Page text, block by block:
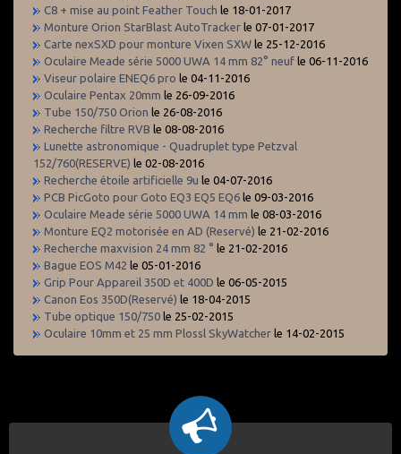
C8 + mise au point Feather Touch le 18-01-2017
Monture Orion StarBlast AutoTracker le 07-01-2017
Carte nexSXD pour monture Vixen SXW le 25-12-2016
Oculaire Meade série 5000 UWA 14 mm 82° neuf le 06-11-2016
Viseur polaire ENEQ6 pro le 04-11-2016
Oculaire Pentax 20mm le 26-09-2016
Tube 150/750 Orion le 26-08-2016
Recherche filtre RVB le 08-08-2016
Lunette astronomique - Quadruplet type Petzval
152/760(RESERVE) le 02-08-2016
Recherche étoile artificielle 9u le 04-07-2016
PCB PicGoto pour Goto EQ3 EQ5 EQ6 le 09-03-2016
Oculaire Meade série 5000 UWA 14 mm le 08-03-2016
Monture EQ2 motorisée en AD (Reservé) le 21-02-2016
Recherche maxvision 24 mm 82 ° le 21-02-2016
Bague EOS M42 le 05-01-2016
Grip Pour Appareil 350D et 400D le 06-05-2015
Canon Eos 350D(Reservé) le 18-04-2015
Tube optique 150/750 le 25-02-2015
Oculaire 10mm et 25 mm Plossl SkyWatcher le 14-02-2015